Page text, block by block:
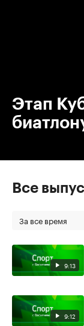
Этап
Все
За все время
9:13
9:12